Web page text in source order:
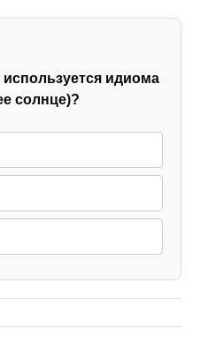
используется идиома
солнце)?